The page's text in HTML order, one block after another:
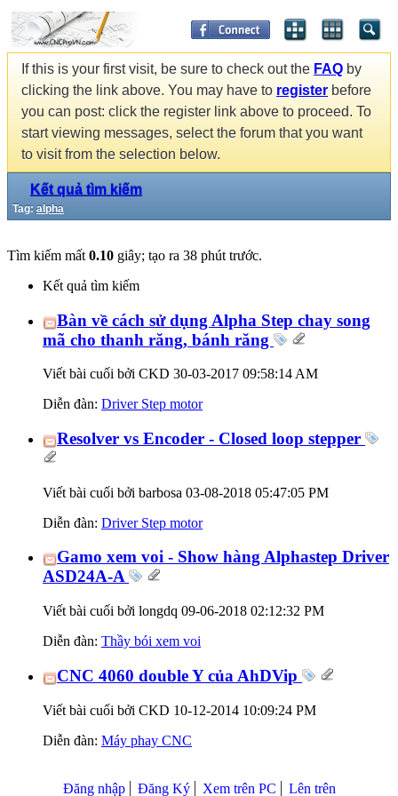
If this is your first visit, be sure to check out the FAQ by
clicking the link above. You may have to register before
you can post: click the register link above to proceed. To
start viewing messages, select the forum that you want
to visit from the selection below.
Kết quả tìm kiếm
Tag: alpha
Tìm kiếm mất 0.10 giây; tạo ra 38 phút trước.
Kết quả tìm kiếm
Bàn về cách sử dụng Alpha Step chay song
mã cho thanh răng, bánh răng
Viết bài cuối bởi CKD 30-03-2017 09:58:14 AM
Diễn đàn: Driver Step motor
Resolver vs Encoder - Closed loop stepper
Viết bài cuối bởi barbosa 03-08-2018 05:47:05 PM
Diễn đàn: Driver Step motor
Gamo xem voi - Show hàng Alphastep Driver
ASD24A-A
Viết bài cuối bởi longdq 09-06-2018 02:12:32 PM
Diễn đàn: Thầy bói xem voi
CNC 4060 double Y của AhDVip
Viết bài cuối bởi CKD 10-12-2014 10:09:24 PM
Diễn đàn: Máy phay CNC
Đăng nhập Đăng Ký Xem trên PC Lên trên